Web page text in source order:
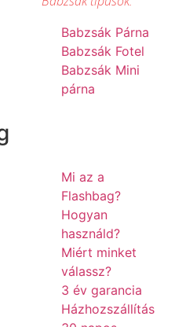
Babzsák Párna
Babzsák Fotel
Babzsák Mini
párna
Mi az a
Flashbag?
Hogyan
használd?
Miért minket
válassz?
3 év garancia
Házhozszállítás